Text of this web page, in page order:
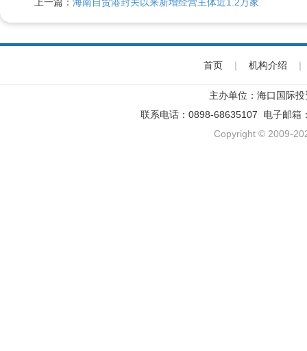
首页 | 机构介绍 |
主办单位：海口国际
联系电话：0898-68635107 电子邮箱
Copyright © 2009-